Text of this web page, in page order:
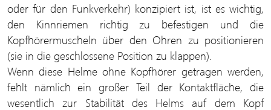
oder für den Funkverkehr) konzipiert ist, ist es wichtig,
den Kinnriemen richtig zu befestigen und die
Kopfhörermuscheln über den Ohren zu positionieren
(sie in die geschlossene Position zu klappen).
Wenn diese Helme ohne Kopfhörer getragen werden,
fehlt nämlich ein großer Teil der Kontaktfläche, die
wesentlich zur Stabilität des Helms auf dem Kopf